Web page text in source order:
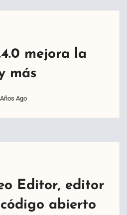
mejora la
más
Ago
Editor, editor
abierto